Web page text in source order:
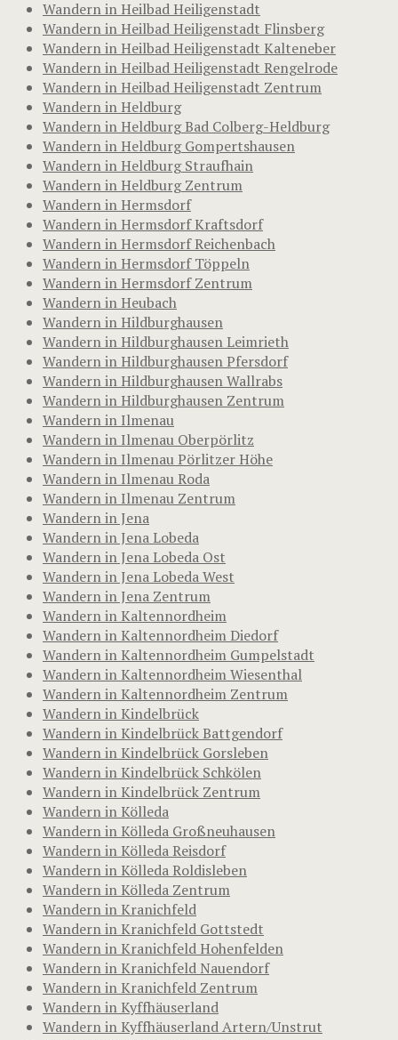
Wandern in Heilbad Heiligenstadt
Wandern in Heilbad Heiligenstadt Flinsberg
Wandern in Heilbad Heiligenstadt Kalteneber
Wandern in Heilbad Heiligenstadt Rengelrode
Wandern in Heilbad Heiligenstadt Zentrum
Wandern in Heldburg
Wandern in Heldburg Bad Colberg-Heldburg
Wandern in Heldburg Gompertshausen
Wandern in Heldburg Straufhain
Wandern in Heldburg Zentrum
Wandern in Hermsdorf
Wandern in Hermsdorf Kraftsdorf
Wandern in Hermsdorf Reichenbach
Wandern in Hermsdorf Töppeln
Wandern in Hermsdorf Zentrum
Wandern in Heubach
Wandern in Hildburghausen
Wandern in Hildburghausen Leimrieth
Wandern in Hildburghausen Pfersdorf
Wandern in Hildburghausen Wallrabs
Wandern in Hildburghausen Zentrum
Wandern in Ilmenau
Wandern in Ilmenau Oberpörlitz
Wandern in Ilmenau Pörlitzer Höhe
Wandern in Ilmenau Roda
Wandern in Ilmenau Zentrum
Wandern in Jena
Wandern in Jena Lobeda
Wandern in Jena Lobeda Ost
Wandern in Jena Lobeda West
Wandern in Jena Zentrum
Wandern in Kaltennordheim
Wandern in Kaltennordheim Diedorf
Wandern in Kaltennordheim Gumpelstadt
Wandern in Kaltennordheim Wiesenthal
Wandern in Kaltennordheim Zentrum
Wandern in Kindelbrück
Wandern in Kindelbrück Battgendorf
Wandern in Kindelbrück Gorsleben
Wandern in Kindelbrück Schkölen
Wandern in Kindelbrück Zentrum
Wandern in Kölleda
Wandern in Kölleda Großneuhausen
Wandern in Kölleda Reisdorf
Wandern in Kölleda Roldisleben
Wandern in Kölleda Zentrum
Wandern in Kranichfeld
Wandern in Kranichfeld Gottstedt
Wandern in Kranichfeld Hohenfelden
Wandern in Kranichfeld Nauendorf
Wandern in Kranichfeld Zentrum
Wandern in Kyffhäuserland
Wandern in Kyffhäuserland Artern/Unstrut